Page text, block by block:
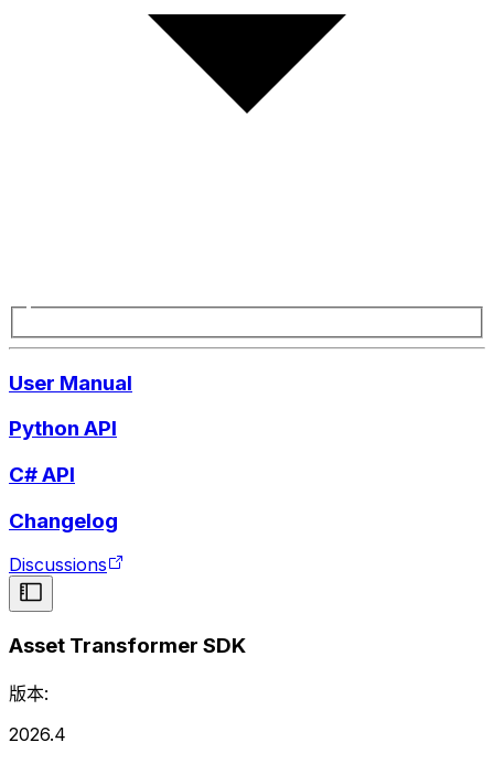
User Manual
Python API
C# API
Changelog
Discussions
Asset Transformer SDK
版本:
2026.4